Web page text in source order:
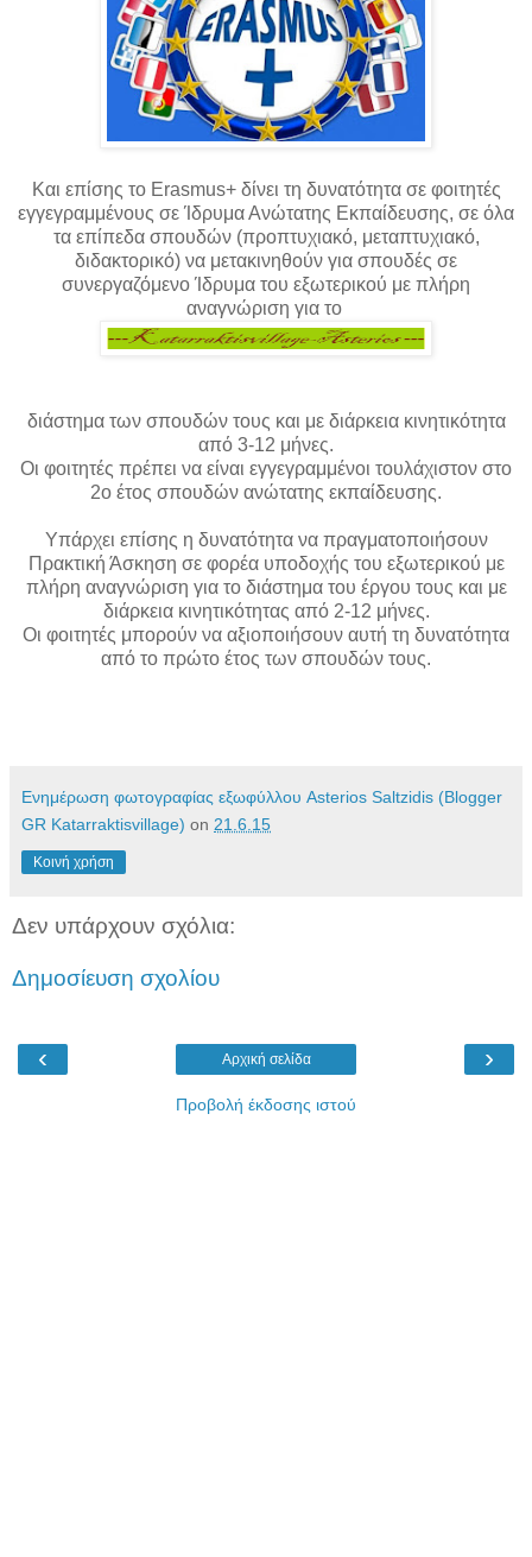
Και επίσης το Erasmus+ δίνει τη δυνατότητα σε φοιτητές
εγγεγραμμένους σε Ίδρυμα Ανώτατης Εκπαίδευσης, σε όλα
τα επίπεδα σπουδών (προπτυχιακό, μεταπτυχιακό,
διδακτορικό) να μετακινηθούν για σπουδές σε
συνεργαζόμενο Ίδρυμα του εξωτερικού με πλήρη
αναγνώριση για το
διάστημα των σπουδών τους και με διάρκεια κινητικότητα
από 3-12 μήνες.
Οι φοιτητές πρέπει να είναι εγγεγραμμένοι τουλάχιστον στο
2ο έτος σπουδών ανώτατης εκπαίδευσης.
Υπάρχει επίσης η δυνατότητα να πραγματοποιήσουν
Πρακτική Άσκηση σε φορέα υποδοχής του εξωτερικού με
πλήρη αναγνώριση για το διάστημα του έργου τους και με
διάρκεια κινητικότητας από 2-12 μήνες.
Οι φοιτητές μπορούν να αξιοποιήσουν αυτή τη δυνατότητα
από το πρώτο έτος των σπουδών τους.
Ενημέρωση φωτογραφίας εξωφύλλου Asterios Saltzidis (Blogger
GR Katarraktisvillage) on 21.6.15
Κοινή χρήση
Δεν υπάρχουν σχόλια:
Δημοσίευση σχολίου
‹ ›
Αρχική σελίδα
Προβολή έκδοσης ιστού